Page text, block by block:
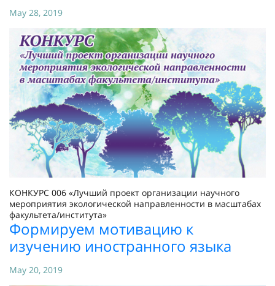
May 28, 2019
КОНКУРС 006 «Лучший проект организации научного
мероприятия экологической направленности в масштабах
факультета/института»
Формируем мотивацию к
изучению иностранного языка
May 20, 2019